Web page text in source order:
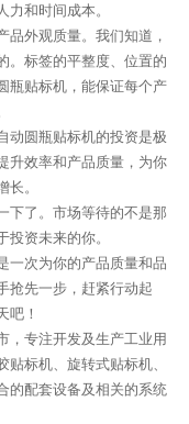
和时间成本。
外观质量。我们知道，
。标签的平整度、位置的
瓶贴标机，能保证每个产
动圆瓶贴标机的投资是极
升效率和产品质量，为你
。
下了。市场等待的不是那
资未来的你。
一次为你的产品质量和品
抢先一步，赶紧行动起
吧！
，专注开发及生产工业用
标机、旋转式贴标机、
的配套设备及相关的系统